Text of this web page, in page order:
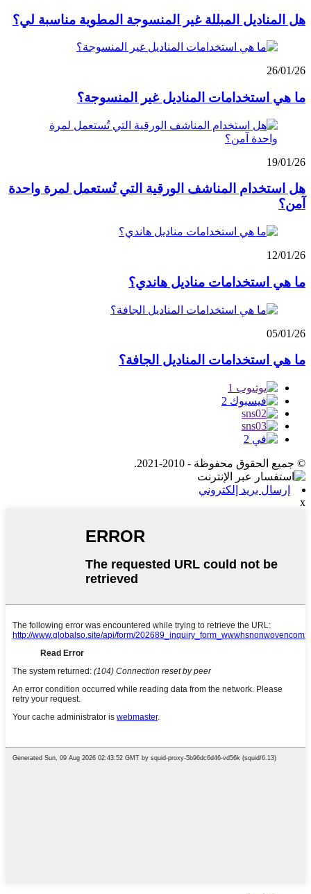
هل المناديل المبللة غير المنسوجة المطوية مناسبة لي؟
26/01/26
ما هي استخدامات المناديل غير المنسوجة؟
19/01/26
هل استخدام المناشف الورقية التي تُستعمل لمرة واحدة
آمن؟
12/01/26
ما هي استخدامات مناديل هاندي؟
05/01/26
ما هي استخدامات المناديل الجافة؟
© جميع الحقوق محفوظة - 2010-2021.
إرسال بريد إلكتروني
x